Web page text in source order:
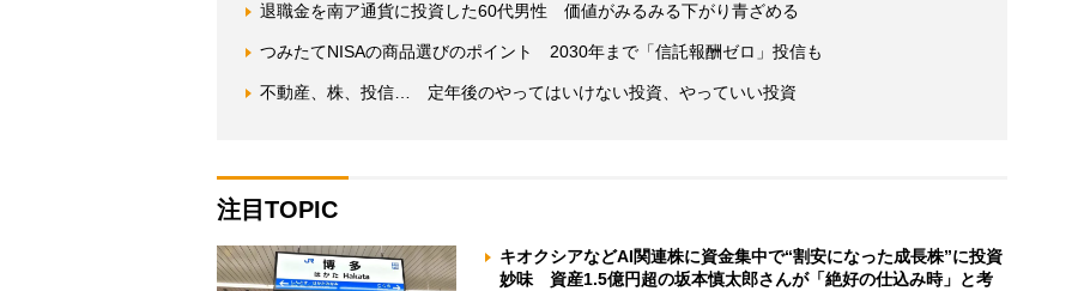
退職金を南ア通貨に投資した60代男性 価値がみるみる下がり青ざめる
つみたてNISAの商品選びのポイント 2030年まで「信託報酬ゼロ」投信も
不動産、株、投信… 定年後のやってはいけない投資、やっていい投資
注目TOPIC
キオクシアなどAI関連株に資金集中で“割安になった成長株”に投資
妙味 資産1.5億円超の坂本慎太郎さんが「絶好の仕込み時」と考